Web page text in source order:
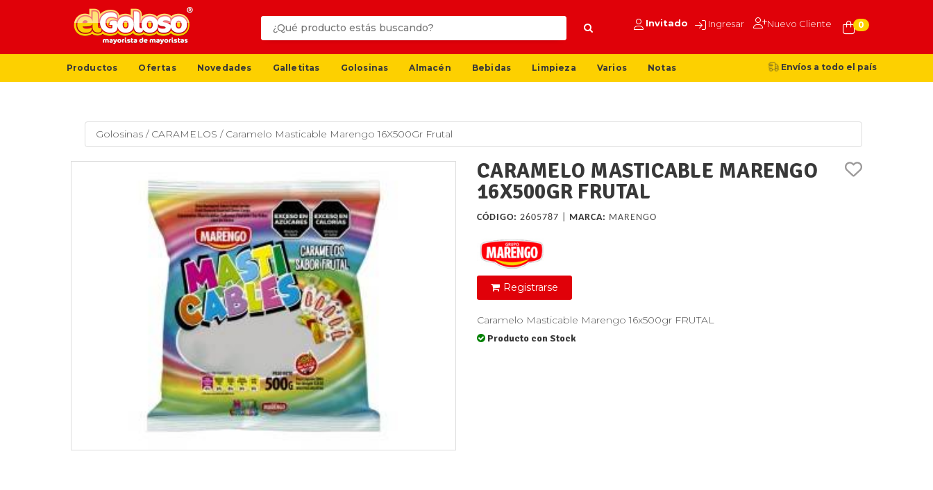
Invitado Ingresar Nuevo Cliente 0
Productos Ofertas Novedades Galletitas Golosinas Almacén Bebidas Limpieza Varios Notas Envíos a todo el país
Golosinas / CARAMELOS / Caramelo Masticable Marengo 16X500Gr Frutal
CARAMELO MASTICABLE MARENGO
16X500GR FRUTAL
CÓDIGO: 2605787 | MARCA: MARENGO
Registrarse
Caramelo Masticable Marengo 16x500gr FRUTAL
Producto con Stock